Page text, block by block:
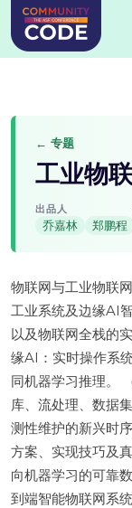
← 专题
工业物
出品人
乔嘉林 郑鹏程
物联网与工业物联
工业系统及边缘AI
以及物联网全栈的
缘AI：实时操作系
同机器学习推理。
库、流处理、数据
测性维护的新兴时
方案、实现技巧及
向机器学习的可靠
到端智能物联网系统